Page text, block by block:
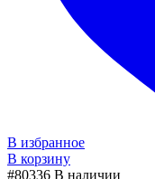
В избранное
В корзину
#80336 В наличии